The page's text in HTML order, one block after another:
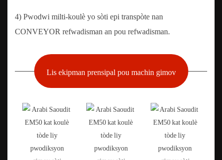
4) Pwodwi milti-koulè yo sòti epi transpòte nan
CONVEYOR refwadisman an pou refwadisman.
Lis ekipman prensipal pou machin gimov
Faktori Yinrich se yon founisè pwofesyonèl
ekipman konfeksyonri, ekipman chokola ak